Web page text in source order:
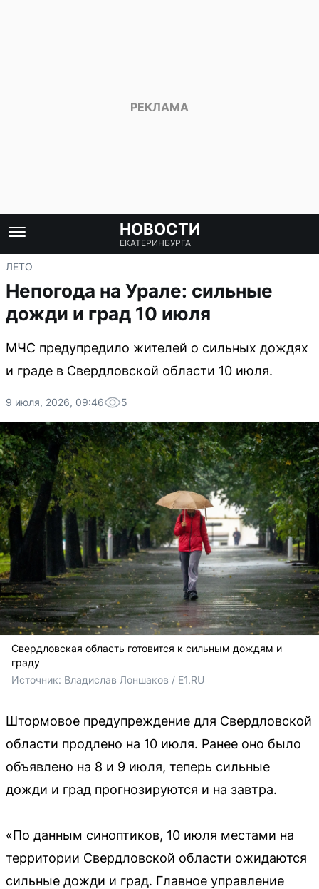
НОВОСТИ
ЕКАТЕРИНБУРГА
ЛЕТО
Непогода на Урале: сильные
дожди и град 10 июля
МЧС предупредило жителей о сильных дождях
и граде в Свердловской области 10 июля.
9 июля, 2026, 09:46 5
Свердловская область готовится к сильным дождям и
граду
Источник: Владислав Лоншаков / E1.RU
Штормовое предупреждение для Свердловской
области продлено на 10 июля. Ранее оно было
объявлено на 8 и 9 июля, теперь сильные
дожди и град прогнозируются и на завтра.
«По данным синоптиков, 10 июля местами на
территории Свердловской области ожидаются
сильные дожди и град. Главное управление